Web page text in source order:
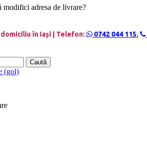
modifici adresa de livrare?
în Iași | Telefon: 0742 044 115,
Caută
(gol)